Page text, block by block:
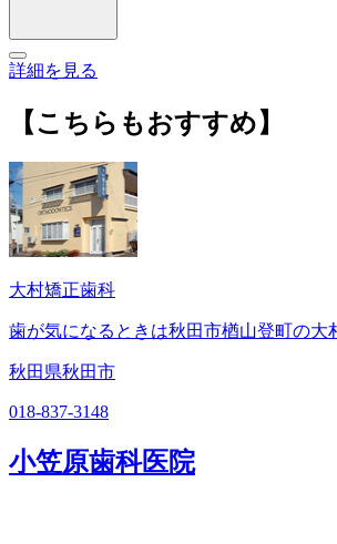
詳細を見る
【こちらもおすすめ】
大村矯正歯科
歯が気になるときは秋田市楢山登町の大
秋田県秋田市
018-837-3148
小笠原歯科医院